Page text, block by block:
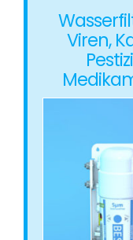
Viren,